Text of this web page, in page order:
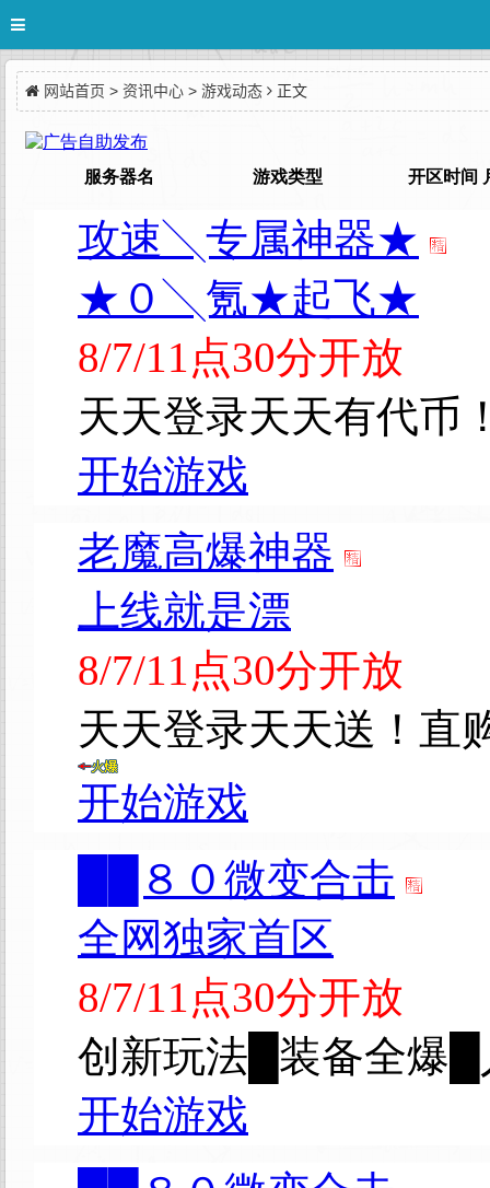
网站首页 > 资讯中心 > 游戏动态 正文